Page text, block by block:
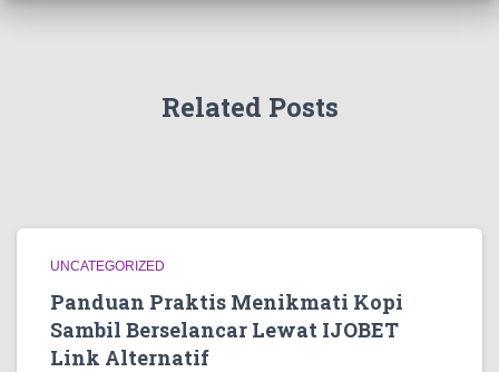
Related Posts
UNCATEGORIZED
Panduan Praktis Menikmati Kopi
Sambil Berselancar Lewat IJOBET
Link Alternatif